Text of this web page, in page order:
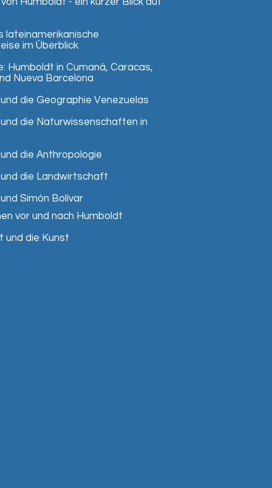
lateinamerikanische
im Überblick
Humboldt in Cumaná, Caracas,
Nueva Barcelona
die Geographie Venezuelas
die Naturwissenschaften in
die Anthropologie
die Landwirtschaft
Simón Bolívar
vor und nach Humboldt
und die Kunst